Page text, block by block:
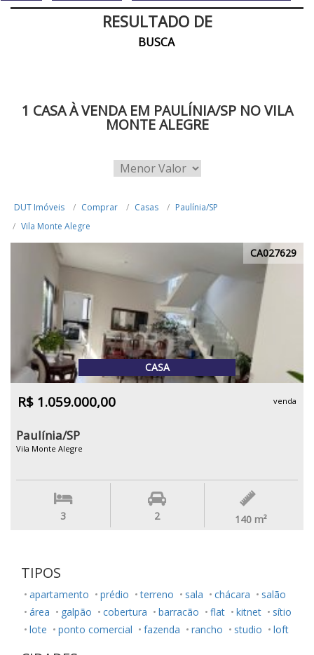
RESULTADO DE
BUSCA
1 CASA À VENDA EM PAULÍNIA/SP NO VILA
MONTE ALEGRE
DUT Imóveis Comprar Casas
Paulínia/SP
Vila Monte Alegre
CA027629
CASA
R$ 1.059.000,00 venda
Paulínia/SP
Vila Monte Alegre
3 2 140 m²
TIPOS
apartamento prédio terreno sala chácara
salão
área
galpão cobertura barracão flat kitnet
sítio
lote
ponto comercial fazenda rancho studio loft